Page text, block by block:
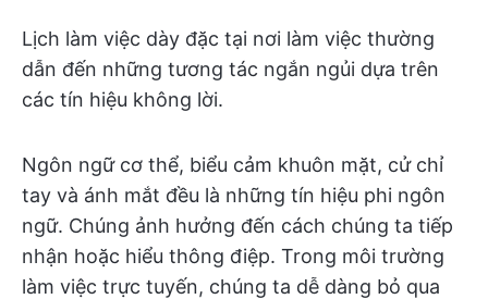
Lịch làm việc dày đặc tại nơi làm việc thường
dẫn đến những tương tác ngắn ngủi dựa trên
các tín hiệu không lời.
Ngôn ngữ cơ thể, biểu cảm khuôn mặt, cử chỉ
tay và ánh mắt đều là những tín hiệu phi ngôn
ngữ. Chúng ảnh hưởng đến cách chúng ta tiếp
nhận hoặc hiểu thông điệp. Trong môi trường
làm việc trực tuyến, chúng ta dễ dàng bỏ qua